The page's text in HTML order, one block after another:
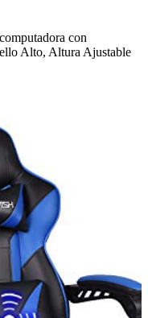
con
Alto, Altura Ajustable